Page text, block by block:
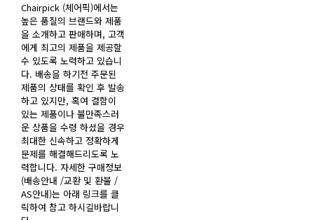
Chairpick (체어픽)에서는
높은 품질의 브랜드와 제품
을 소개하고 판매하며, 고객
에게 최고의 제품을 제공할
수 있도록 노력하고 있습니
다. 배송을 하기전 주문된
제품의 상태를 확인 후 발송
하고 있지만, 혹여 결함이
있는 제품이나 불만족스러
운 상품을 수령 하셨을 경우
최대한 신속하고 정확하게
문제를 해결해드리도록 노
력합니다. 자세한 구매정보
(배송안내 /교환 및 환불 /
AS안내)는 아래 링크를 클
릭하여 참고 하시길바랍니